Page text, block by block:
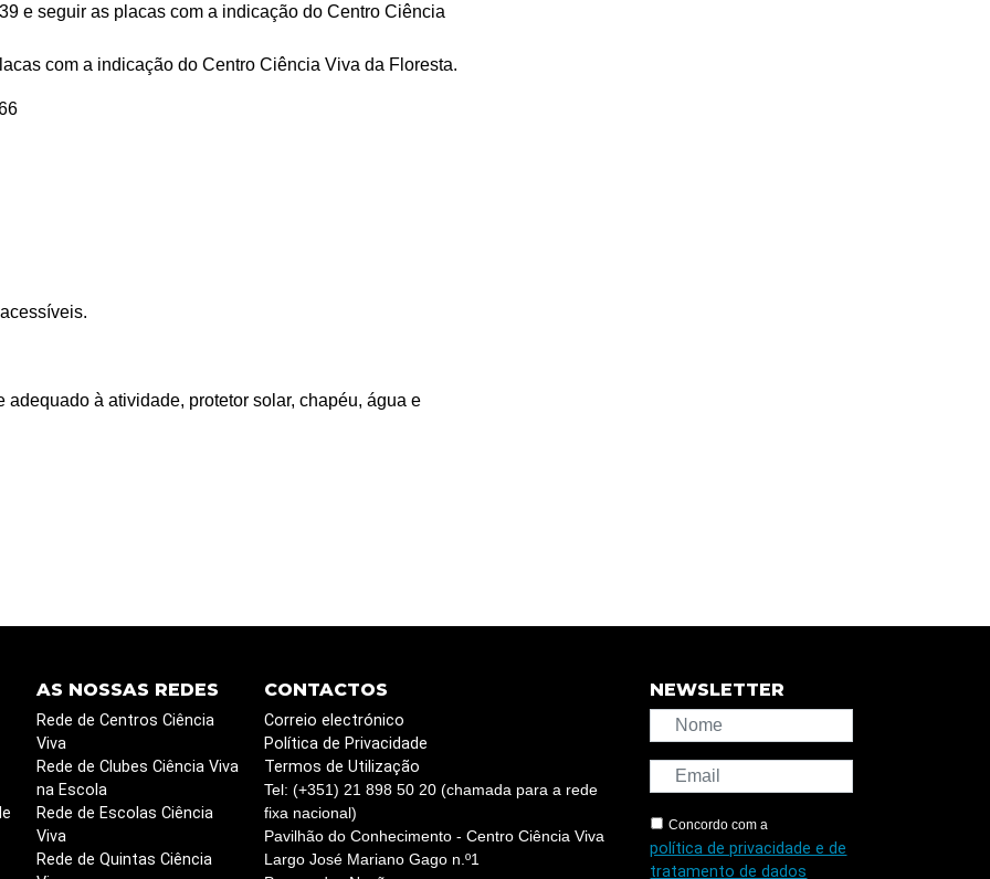
e seguir as placas com a indicação do Centro Ciência
com a indicação do Centro Ciência Viva da Floresta.
adequado à atividade, protetor solar, chapéu, água e
AS NOSSAS REDES
Rede de Centros Ciência
Viva
Rede de Clubes Ciência Viva
na Escola
Rede de Escolas Ciência
Viva
Rede de Quintas Ciência
CONTACTOS
Correio electrónico
Política de Privacidade
Termos de Utilização
Tel: (+351) 21 898 50 20 (chamada para a rede
fixa nacional)
Pavilhão do Conhecimento - Centro Ciência Viva
Largo José Mariano Gago n.º1
NEWSLETTER
Concordo com a
política de privacidade e de
tratamento de dados